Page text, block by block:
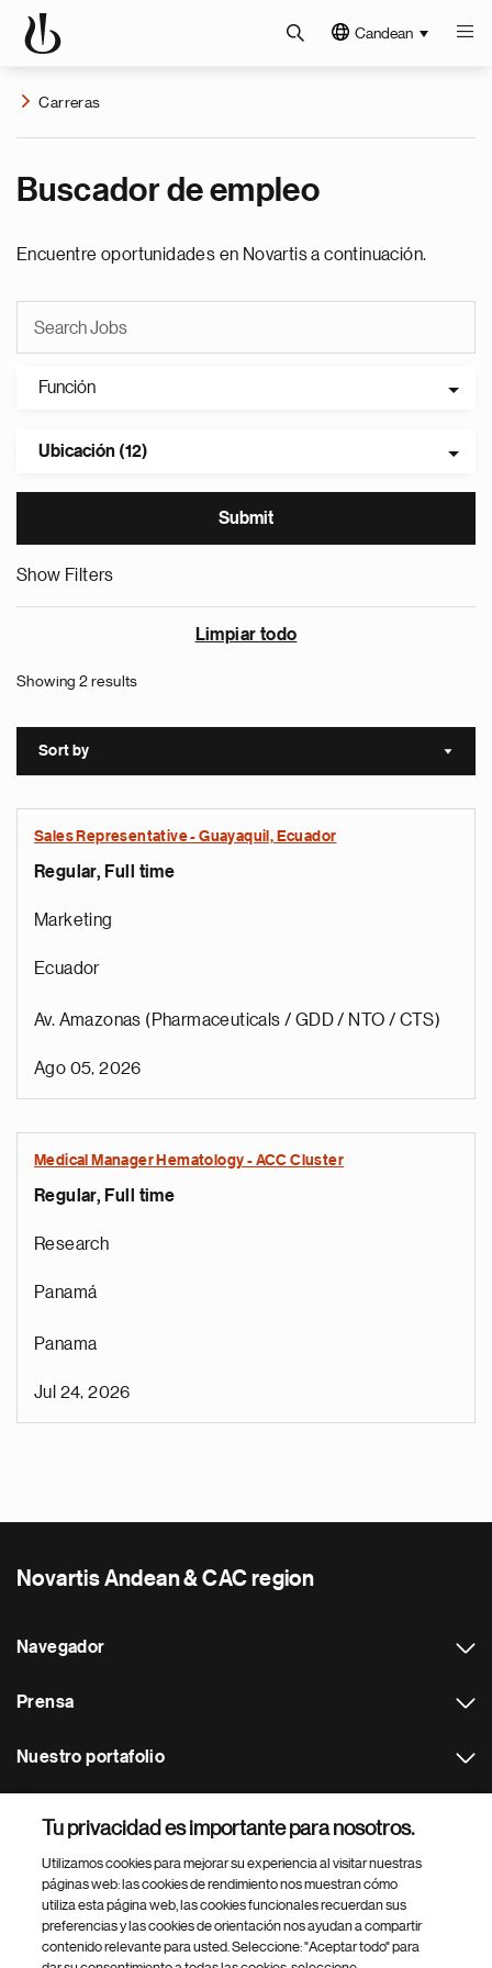
Candean
Carreras
Buscador de empleo
Encuentre oportunidades en Novartis a continuación.
Función
Ubicación (12)
Show Filters
Limpiar todo
Showing 2 results
Sort by Sort
Sales Representative - Guayaquil, Ecuador
Regular, Full time
Marketing
Ecuador
Av. Amazonas (Pharmaceuticals / GDD / NTO / CTS)
Ago 05, 2026
Medical Manager Hematology - ACC Cluster
Regular, Full time
Research
Panamá
Panama
Jul 24, 2026
Novartis Andean & CAC region
Navegador
Prensa
Nuestro portafolio
Footer Site Search
Tu privacidad es importante para nosotros.
Utilizamos cookies para mejorar su experiencia al visitar nuestras
páginas web: las cookies de rendimiento nos muestran cómo
utiliza esta página web, las cookies funcionales recuerdan sus
preferencias y las cookies de orientación nos ayudan a compartir
contenido relevante para usted. Seleccione: "Aceptar todo" para